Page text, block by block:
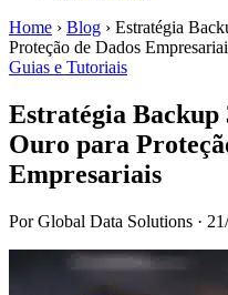
Home › Blog › Estratégia
Proteção de Dados
Guias e Tutoriais
Estratégia Backup
Ouro para
Empresariais
Por Global Data Solutions ·